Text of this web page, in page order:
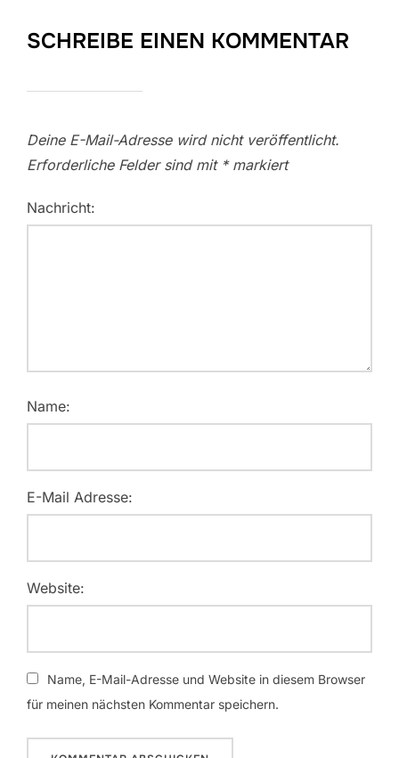
SCHREIBE EINEN KOMMENTAR
Deine E-Mail-Adresse wird nicht veröffentlicht.
Erforderliche Felder sind mit *markiert
Nachricht:
Name:
E-Mail Adresse:
Website:
Name, E-Mail-Adresse und Website in diesem Browser
für meinen nächsten Kommentar speichern.